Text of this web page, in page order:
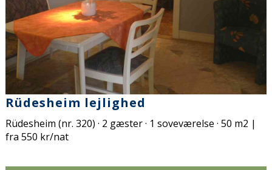
Rüdesheim lejlighed
Rüdesheim (nr. 320) · 2 gæster · 1 soveværelse · 50 m2 |
fra 550 kr/nat